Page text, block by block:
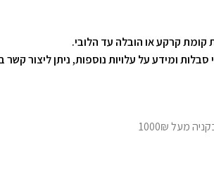
קומת קרקע או הובלה עד הלובי.
ומידע על עלויות נוספות, ניתן ליצור קשר
מעל 1000₪